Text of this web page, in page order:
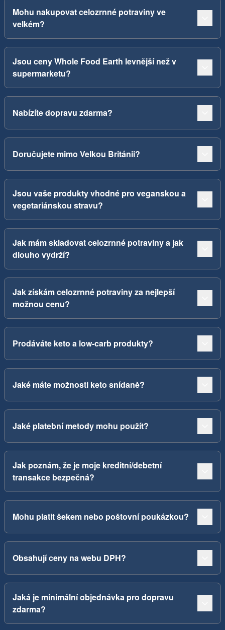
Mohu nakupovat celozrnné potraviny ve
velkém?
Jsou ceny Whole Food Earth levnější než v
supermarketu?
Nabízíte dopravu zdarma?
Doručujete mimo Velkou Británii?
Jsou vaše produkty vhodné pro veganskou a
vegetariánskou stravu?
Jak mám skladovat celozrnné potraviny a jak
dlouho vydrží?
Jak získám celozrnné potraviny za nejlepší
možnou cenu?
Prodáváte keto a low-carb produkty?
Jaké máte možnosti keto snídaně?
Jaké platební metody mohu použít?
Jak poznám, že je moje kreditní/debetní
transakce bezpečná?
Mohu platit šekem nebo poštovní poukázkou?
Obsahují ceny na webu DPH?
Jaká je minimální objednávka pro dopravu
zdarma?